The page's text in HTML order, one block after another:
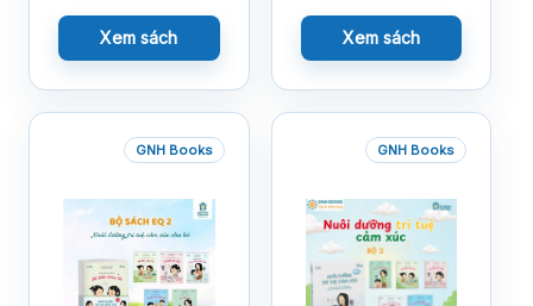
Xem sách Xem sách
GNH Books GNH Books